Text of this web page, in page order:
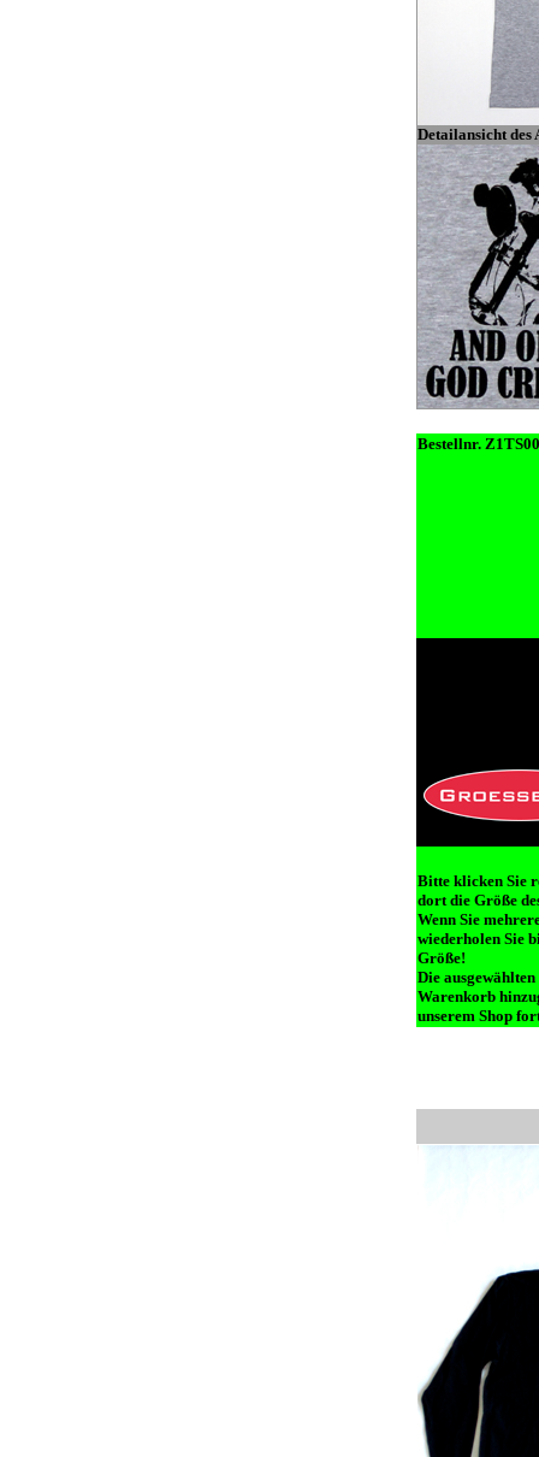
Detailansicht des
Bestellnr.
Bitte klicken Sie
dort die Größe
Wenn Sie
wiederholen Sie
Größe!
Die
Warenkorb
unserem Shop